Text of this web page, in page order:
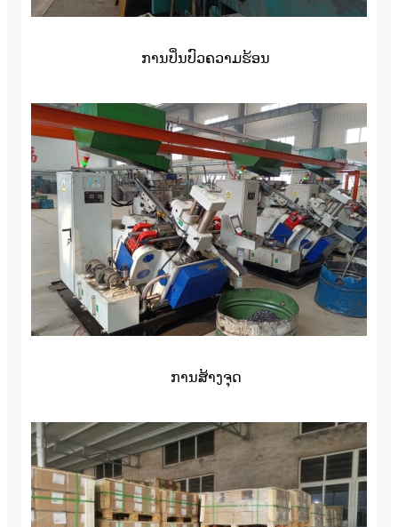
ການປິ່ນປົວຄວາມຮ້ອນ
ການສ້າງຈຸດ